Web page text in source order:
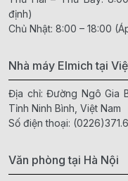
định)
Chủ Nhật: 8:00 – 18:00
Nhà máy Elmich tại
Địa chỉ: Đường Ngô Gia
Tỉnh Ninh Bình, Việt Nam
Số điện thoại:
Văn phòng tại Hà Nội